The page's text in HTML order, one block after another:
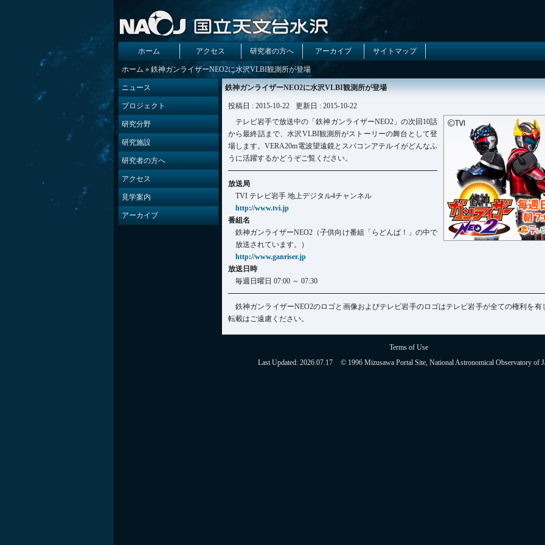
ホーム アクセス 研究者の方へ アーカイブ サイトマップ
ホーム » 鉄神ガンライザーNEO2に水沢VLBI観測所が登場
ニュース
プロジェクト
研究分野
研究施設
研究者の方へ
アクセス
見学案内
アーカイブ
鉄神ガンライザーNEO2に水沢VLBI観測所が登場
投稿日 : 2015-10-22
更新日 : 2015-10-22
テレビ岩手で放送中の「鉄神ガンライザーNEO2」の次回10話
から最終話まで、水沢VLBI観測所がストーリーの舞台として登
場します。VERA20m電波望遠鏡とスパコンアテルイがどんなふ
うに活躍するかどうぞご覧ください。
放送局
TVI テレビ岩手 地上デジタル4チャンネル
http://www.tvi.jp
番組名
鉄神ガンライザーNEO2（子供向け番組「らどんぱ！」の中で
放送されています。）
http://www.ganriser.jp
放送日時
毎週日曜日 07:00 ～ 07:30
鉄神ガンライザーNEO2のロゴと画像およびテレビ岩手のロゴはテレビ岩手が全ての権利を有
転載はご遠慮ください。
Terms of Use
Last Updated: 2026.07.17 © 1996 Mizusawa Portal Site, National Astronomical Observatory of